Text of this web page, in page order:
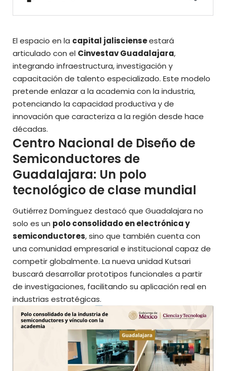
El espacio en la capital jaliscienseestará
articulado con el Cinvestav Guadalajara,
integrando infraestructura, investigación y
capacitación de talento especializado. Este modelo
pretende enlazar a la academia con la industria,
potenciando la capacidad productiva y de
innovación que caracteriza a la región desde hace
décadas.
Centro Nacional de Diseño de
Semiconductores de
Guadalajara: Un polo
tecnológico de clase mundial
Gutiérrez Domínguez destacó que Guadalajara no
solo es un polo consolidado en electrónica y
semiconductores, sino que también cuenta con
una comunidad empresarial e institucional capaz de
competir globalmente. La nueva unidad Kutsari
buscará desarrollar prototipos funcionales a partir
de investigaciones, facilitando su aplicación real en
industrias estratégicas.